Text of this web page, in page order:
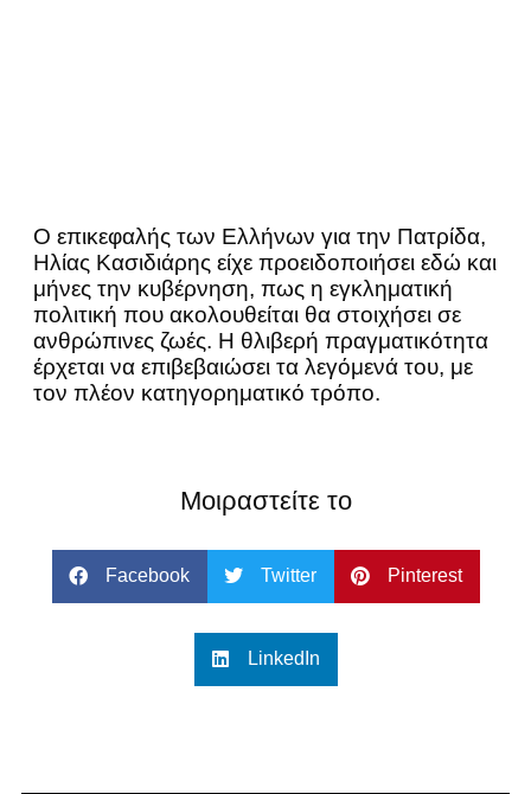
Ο επικεφαλής των Ελλήνων για την Πατρίδα,
Ηλίας Κασιδιάρης είχε προειδοποιήσει εδώ και
μήνες την κυβέρνηση, πως η εγκληματική
πολιτική που ακολουθείται θα στοιχήσει σε
ανθρώπινες ζωές. Η θλιβερή πραγματικότητα
έρχεται να επιβεβαιώσει τα λεγόμενά του, με
τον πλέον κατηγορηματικό τρόπο.
Μοιραστείτε το
Facebook Twitter Pinterest
LinkedIn